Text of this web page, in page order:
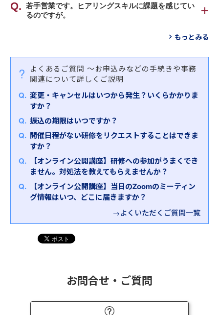
営業が楽しくなる！営業基礎研修 ５番勝負
１１の営業プロセスに対応した３０種類以上の営業
６つの営業スタイルに対応した営業研修
営業力を支えるビジネススキル
とはいえ「なかなか選べない」とお悩みのお客さま
は、ぜひお気軽にお問合せください。弊社担当者が
詳細をヒアリングさせていただいたうえで、お客さ
まにおすすめの研修を選定させていただきます。
（新入社員・新社会人向け）営業基礎研修～営業の
営業活動の流れを学ぶ
職種転換者向け営業基礎研修～他職種から営業への
受講される方のご状況をふまえ、各研修のご受講を
ご検討ください。
「（営業向け）リレーション構築力向上研修」をお
すすめします。
課題がある方
・「お客さまに話を聞いてもらえない」「お客さま
がなかなか情報を開示してくれない」などの課題を
お持ちの方
顧客と信頼関係が構築できていなければ、顧客ニー
ズのヒアリングや商品・サービスの提案には繋げる
ことはできません。
本研修では、「顧客に寄り添う姿勢を身に付け、信
頼関係の第１歩を踏み出す」ための以下４つのポイ
ントを学んでいただきます。
①顧客への興味・関心
②顧客から信頼を獲得する立ち振る舞い
③顧客の特徴に合わせたコミュニケーション
④キーパーソンへのアプローチ
若手営業です。ヒアリングスキルに課題を感じてい
るのですが。
（営業向け）ヒアリング力向上研修～質問の引き
出しを増やし、お客さまの本質的なニーズに迫る 」
をおすすめします。
【対象者】
がある方
【研修内容・特徴】
本研修では、ヒアリングを３つのステージに分け、
場面ごとに応じた質問の仕方を習得いただきます。
質問の引き出しを増やし、目的を持ったヒアリング
を行うことで、お客さまが抱える課題への解決策を
導く良い提案に繋げることができます。ヒアリング
スキルを活用した具体的な会話例や多数のワークを
通して、実践的に学んでいただきます。
もっとみる
よくあるご質問 ～お申込みなどの手続きや事務
関連について詳しくご説明
変更・キャンセルはいつから発生？いくらかかりま
すか？
振込の期限はいつですか？
開催日程がない研修をリクエストすることはできま
すか？
【オンライン公開講座】研修への参加がうまくでき
ません。対処法を教えてもらえませんか？
【オンライン公開講座】当日のZoomのミーティン
グ情報はいつ、どこに届きますか？
→よくいただくご質問一覧
お問合せ・ご質問